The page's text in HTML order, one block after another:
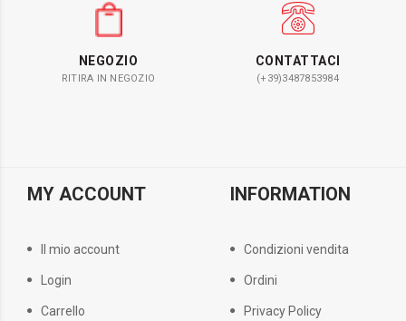
NEGOZIO
RITIRA IN NEGOZIO
CONTATTACI
(+39)3487853984
MY ACCOUNT
Il mio account
Login
Carrello
INFORMATION
Condizioni vendita
Ordini
Privacy Policy